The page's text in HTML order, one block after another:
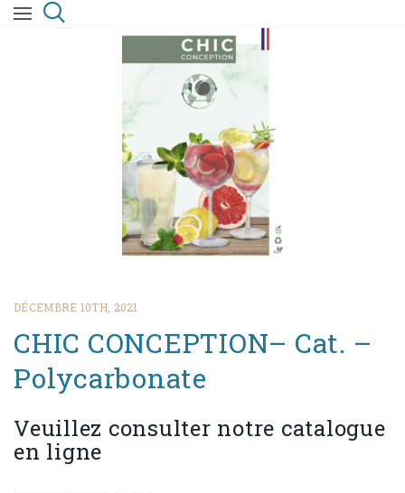
DÉCEMBRE 10TH, 2021
CHIC CONCEPTION– Cat. –
Polycarbonate
Veuillez consulter notre catalogue
en ligne